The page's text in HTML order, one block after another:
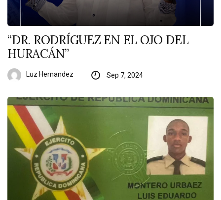
“DR. RODRÍGUEZ EN EL OJO DEL
HURACÁN”
Luz Hernandez Sep 7, 2024